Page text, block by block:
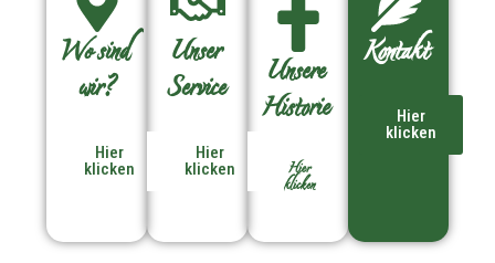
Wo sind
wir?
Hier
klicken
Unser
Service
Hier
klicken
Unsere
Historie
Hier
klicken
Kontakt
Hier
klicken